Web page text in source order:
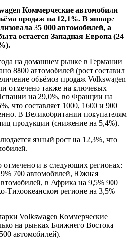
Коммерческие автомобили
продаж на 12,1%. В январе
35 000 автомобилей, а
остается Западная Европа (24
на домашнем рынке в Германии
8800 автомобилей (рост составил
объёмов продаж Volkswagen
отмечено также на ключевых
на 29,0%, во Франции на
что составляет 1000, 1600 и 900
В Великобритании покупателям
продукции (снижение на 5,4%).
явный рост на 12,3%, что
и в следующих регионах:
700 автомобилей, Южная
в Африка на 9,5% 900
Тихоокеанском регионе на 3,5%
Volkswagen Коммерческие
на рынках Ближнего Востока
автомобилей).